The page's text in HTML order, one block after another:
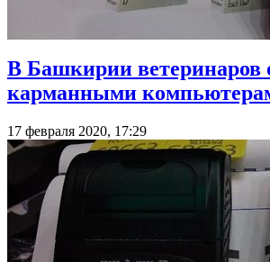
В Башкирии ветеринаров
карманными
17 февраля 2020, 17:29